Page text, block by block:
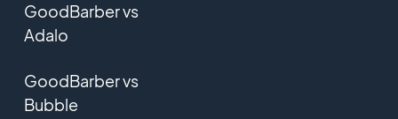
GoodBarber vs
Adalo
GoodBarber vs
Bubble